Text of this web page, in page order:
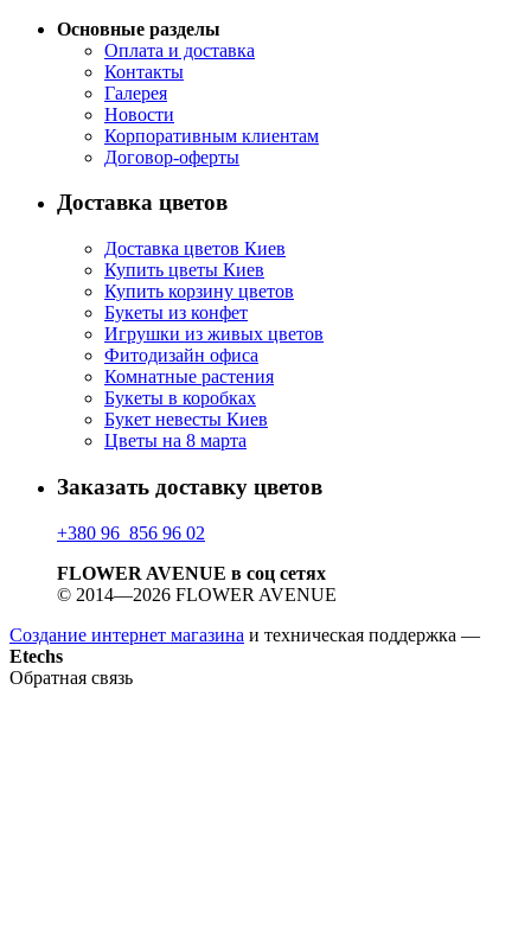
Основные разделы
Оплата и доставка
Контакты
Галерея
Новости
Корпоративным клиентам
Договор-оферты
Доставка цветов
Доставка цветов Киев
Купить цветы Киев
Купить корзину цветов
Букеты из конфет
Игрушки из живых цветов
Фитодизайн офиса
Комнатные растения
Букеты в коробках
Букет невесты Киев
Цветы на 8 марта
Заказать доставку цветов
+380 96 856 96 02
FLOWER AVENUE в соц сетях
© 2014—2026 FLOWER AVENUE
Создание интернет магазина и техническая поддержка —
Etechs
Обратная связь